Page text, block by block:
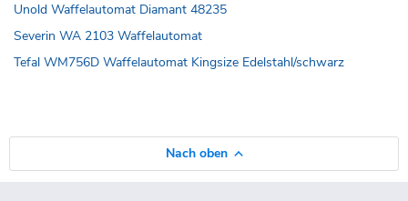
Unold Waffelautomat Diamant 48235
Severin WA 2103 Waffelautomat
Tefal WM756D Waffelautomat Kingsize Edelstahl/schwarz
Nach oben